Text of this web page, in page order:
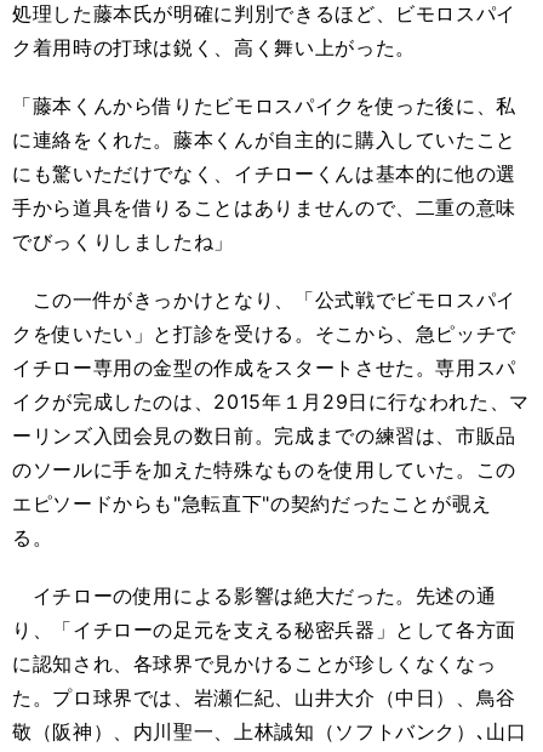
処理した藤本氏が明確に判別できるほど、ビモロスパイ
ク着用時の打球は鋭く、高く舞い上がった。
「藤本くんから借りたビモロスパイクを使った後に、私
に連絡をくれた。藤本くんが自主的に購入していたこと
にも驚いただけでなく、イチローくんは基本的に他の選
手から道具を借りることはありませんので、二重の意味
でびっくりしましたね」
この一件がきっかけとなり、「公式戦でビモロスパイ
クを使いたい」と打診を受ける。そこから、急ピッチで
イチロー専用の金型の作成をスタートさせた。専用スパ
イクが完成したのは、2015年１月29日に行なわれた、マ
ーリンズ入団会見の数日前。完成までの練習は、市販品
のソールに手を加えた特殊なものを使用していた。この
エピソードからも"急転直下"の契約だったことが覗え
る。
イチローの使用による影響は絶大だった。先述の通
り、「イチローの足元を支える秘密兵器」として各方面
に認知され、各球界で見かけることが珍しくなくなっ
た。プロ球界では、岩瀬仁紀、山井大介（中日）、鳥谷
敬（阪神）、内川聖一、上林誠知（ソフトバンク）､山口